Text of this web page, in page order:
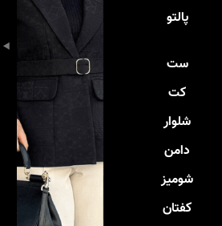
پالتو
ست
کت
شلوار
دامن
شومیز
کفتان